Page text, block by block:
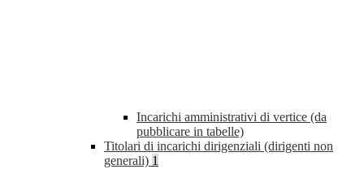
Incarichi amministrativi di vertice (da
pubblicare in tabelle)
Titolari di incarichi dirigenziali (dirigenti non
generali) 1